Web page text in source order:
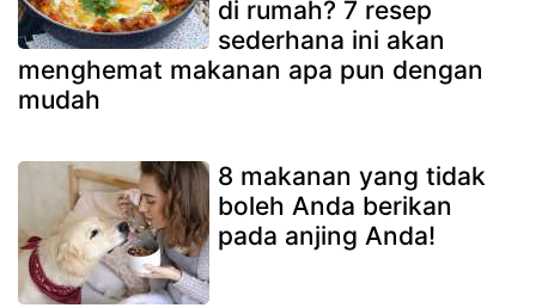
di rumah? 7 resep
sederhana ini akan
menghemat makanan apa pun dengan
mudah
8 makanan yang tidak
boleh Anda berikan
pada anjing Anda!